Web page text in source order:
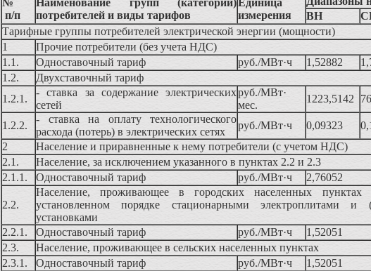
№
п/п
Наименование групп (категорий)
потребителей и виды тарифов
Единица
измерения
ВН
Тарифные группы потребителей электрической энергии (мощности)
1
Прочие потребители (без учета НДС)
1.1.
Одноставочный тариф руб./МВт·ч 1,52882
1.2.
Двухставочный тариф
1.2.1.
- ставка за содержание электрических
сетей
руб./МВт·
мес.
1223,5142
1.2.2.
- ставка на оплату технологического
расхода (потерь) в электрических сетях
руб./МВт·ч 0,09323
2
Население и приравненные к нему потребители (с учетом НДС)
2.1.
Население, за исключением указанного в пунктах 2.2 и 2.3
2.1.1.
Одноставочный тариф руб./МВт·ч 2,76052
2.2.
Население, проживающее в городских населенных
установленном порядке стационарными электроплитами и
установками
2.2.1.
Одноставочный тариф руб./МВт·ч
1,52051
2.3.
Население, проживающее в сельских населенных пунктах
2.3.1.
Одноставочный тариф руб./МВт·ч 1,52051